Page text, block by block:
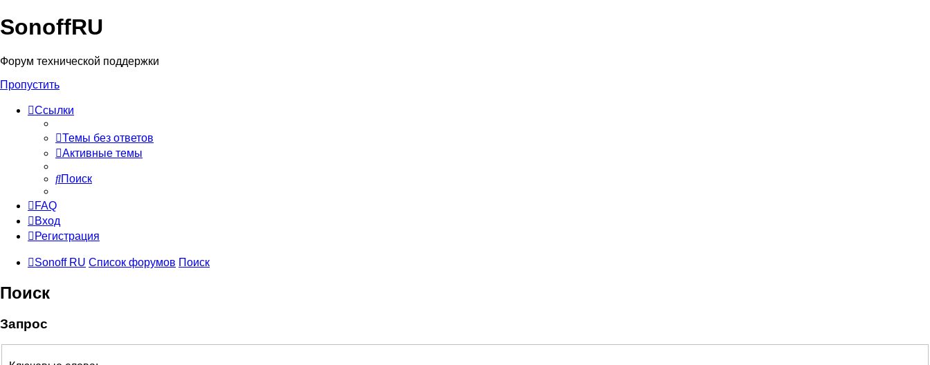
SonoffRU
Форум технической поддержки
Пропустить
Ссылки
Темы без ответов
Активные темы
Поиск
FAQ
Вход
Регистрация
Sonoff RU Список форумов Поиск
Поиск
Запрос